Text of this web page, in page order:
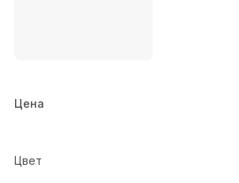
Цена
Цвет